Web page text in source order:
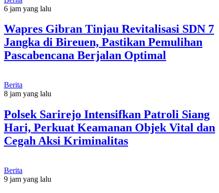
6 jam yang lalu
Wapres Gibran Tinjau Revitalisasi SDN 7
Jangka di Bireuen, Pastikan Pemulihan
Pascabencana Berjalan Optimal
Berita
8 jam yang lalu
Polsek Sarirejo Intensifkan Patroli Siang
Hari, Perkuat Keamanan Objek Vital dan
Cegah Aksi Kriminalitas
Berita
9 jam yang lalu